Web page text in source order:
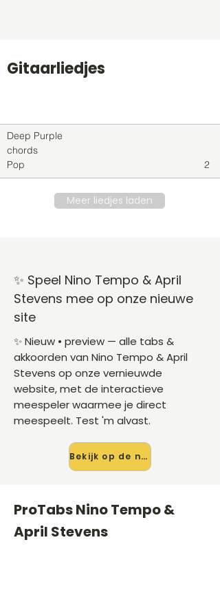
Gitaarliedjes
Deep Purple
chords
Pop
2
Meer liedjes laden
✨ Speel Nino Tempo & April
Stevens mee op onze nieuwe
site
✨ Nieuw • preview — alle tabs &
akkoorden van Nino Tempo & April
Stevens op onze vernieuwde
website, met de interactieve
meespeler waarmee je direct
meespeelt. Test 'm alvast.
Bekijk op de nieuwe site →
ProTabs Nino Tempo &
April Stevens